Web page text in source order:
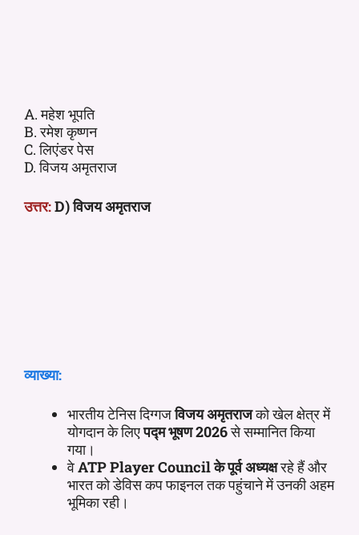
A. महेश भूपति
B. रमेश कृष्णन
C. लिएंडर पेस
D. विजय अमृतराज
उत्तर:D) विजय अमृतराज
व्याख्या:
भारतीय टेनिस दिग्गजविजय अमृतराजको खेल क्षेत्र में
योगदान के लिएपद्म भूषण 2026से सम्मानित किया
गया।
वेATP Player Council के पूर्व अध्यक्षरहे हैं और
भारत को डेविस कप फाइनल तक पहुंचाने में उनकी अहम
भूमिका रही।